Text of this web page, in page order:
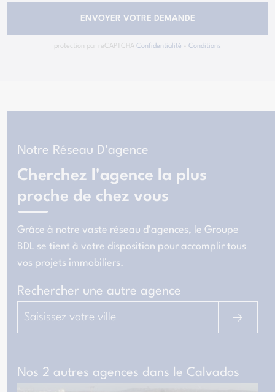
ENVOYER VOTRE DEMANDE
protection par reCAPTCHA Confidentialité Conditions
Notre Réseau D'agence
Cherchez l'agence la plus
proche de chez vous
Grâce à notre vaste réseau d'agences, le Groupe
BDL se tient à votre disposition pour accomplir tous
vos projets immobiliers.
Rechercher une autre agence
Nos 2 autres agences dans le Calvados